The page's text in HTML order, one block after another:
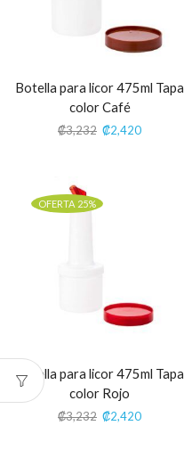
Botella para licor 475ml Tapa
color Café
₡3,232 ₡2,420
OFERTA 25%
Botella para licor 475ml Tapa
color Rojo
₡3,232 ₡2,420